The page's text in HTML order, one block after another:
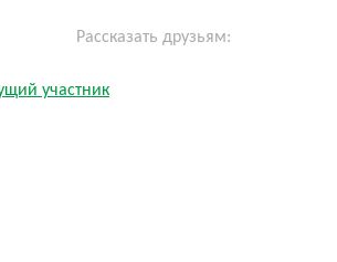
Рассказать друзьям:
участник